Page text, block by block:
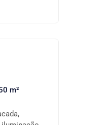
solar!
—
m²